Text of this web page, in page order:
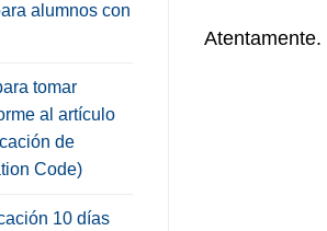
alumnos con
tomar
al artículo
de
Code)
10 días
Atentamente.